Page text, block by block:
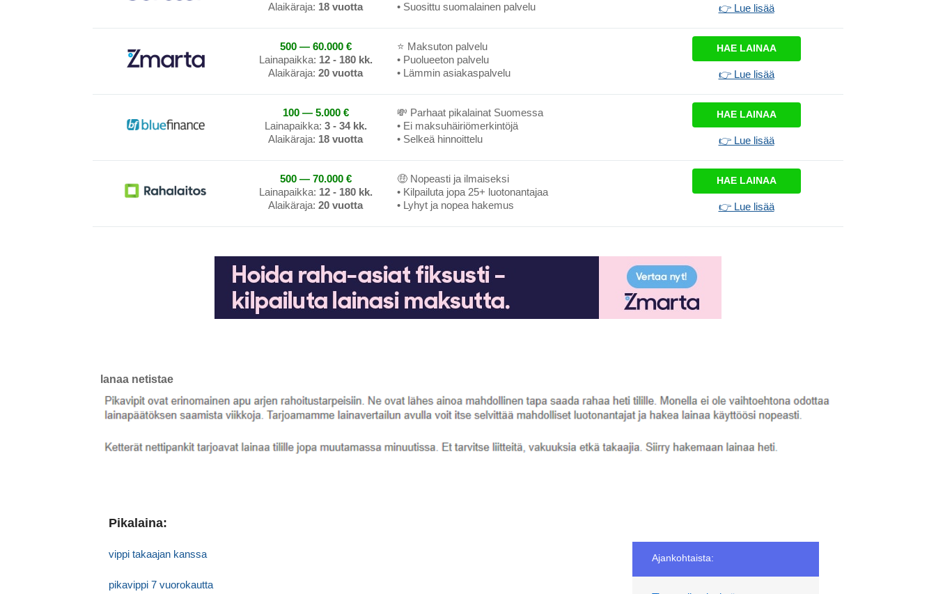
Alaikäraja: 18 vuotta
• Suosittu suomalainen palvelu
👉 Lue lisää
500 — 60.000 €
Lainapaikka: 12 - 180 kk.
Alaikäraja: 20 vuotta
⭐ Maksuton palvelu
• Puolueeton palvelu
• Lämmin asiakaspalvelu
HAE LAINAA
👉 Lue lisää
100 — 5.000 €
Lainapaikka: 3 - 34 kk.
Alaikäraja: 18 vuotta
💸 Parhaat pikalainat Suomessa
• Ei maksuhäiriömerkintöjä
• Selkeä hinnoittelu
HAE LAINAA
👉 Lue lisää
500 — 70.000 €
Lainapaikka: 12 - 180 kk.
Alaikäraja: 20 vuotta
🤑 Nopeasti ja ilmaiseksi
• Kilpailuta jopa 25+ luotonantajaa
• Lyhyt ja nopea hakemus
HAE LAINAA
👉 Lue lisää
lanaa netistae
Ajankohtaista:
Pikalaina:
vippi takaajan kanssa
pikavippi 7 vuorokautta